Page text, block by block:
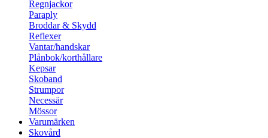
Regnjackor
Paraply
Broddar & Skydd
Reflexer
Vantar/handskar
Plånbok/korthållare
Kepsar
Skoband
Strumpor
Necessär
Mössor
Varumärken
Skovård